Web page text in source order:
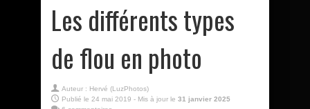
Les différents types
de flou en photo
Auteur : Hervé (LuzPhotos)
Publié le 24 mai 2019 - Mis à jour le 31 janvier 2025